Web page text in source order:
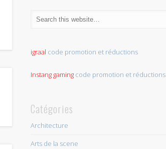
igraal code promotion et réductions
Instang gaming code promotion et réductions
Catégories
Architecture
Arts de la scene